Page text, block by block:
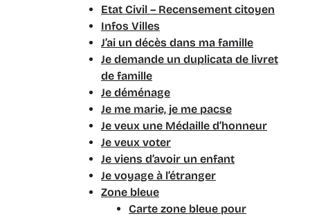
Etat Civil – Recensement citoyen
Infos Villes
J’ai un décès dans ma famille
Je demande un duplicata de livret
de famille
Je déménage
Je me marie, je me pacse
Je veux une Médaille d’honneur
Je veux voter
Je viens d’avoir un enfant
Je voyage à l’étranger
Zone bleue
Carte zone bleue pour